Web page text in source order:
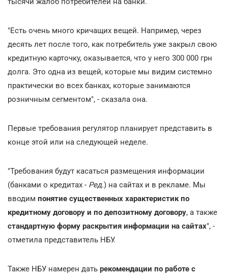
"Есть очень много кричащих вещей. Например, через
десять лет после того, как потребитель уже закрыл свою
кредитную карточку, оказывается, что у него 300 000 грн
долга. Это одна из вещей, которые мы видим системно
практически во всех банках, которые занимаются
розничным сегментом", - сказала она.
Первые требования регулятор планирует представить в
конце этой или на следующей неделе.
"Требования будут касаться размещения информации
(банками о кредитах - Ред.) на сайтах и в рекламе. Мы
вводим понятие существенных характеристик по
кредитному договору и по депозитному договору, а также
стандартную форму раскрытия информации на сайтах", -
отметила представитель НБУ.
Также НБУ намерен дать рекомендации по работе с